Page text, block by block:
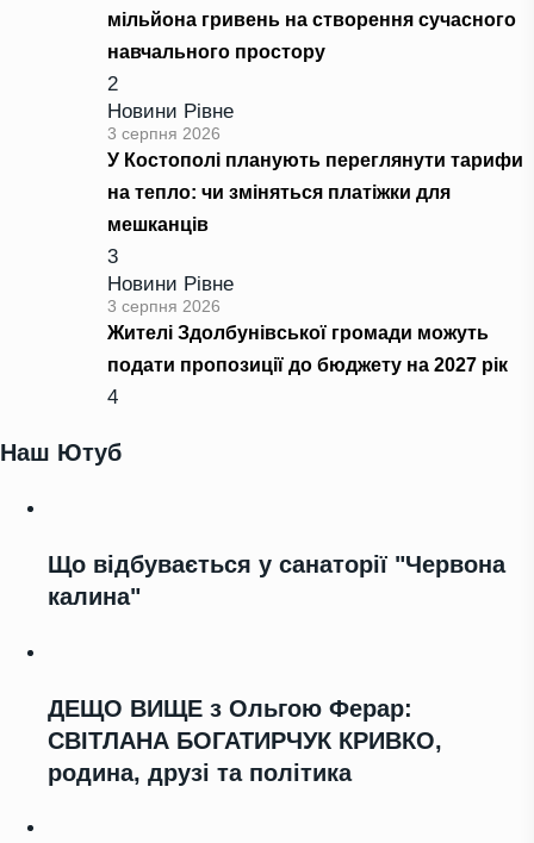
мільйона гривень на створення сучасного
навчального простору
2
Новини Рівне
3 серпня 2026
У Костополі планують переглянути тарифи
на тепло: чи зміняться платіжки для
мешканців
3
Новини Рівне
3 серпня 2026
Жителі Здолбунівської громади можуть
подати пропозиції до бюджету на 2027 рік
4
Наш Ютуб
Що відбувається у санаторії "Червона
калина"
ДЕЩО ВИЩЕ з Ольгою Ферар:
СВІТЛАНА БОГАТИРЧУК КРИВКО,
родина, друзі та політика